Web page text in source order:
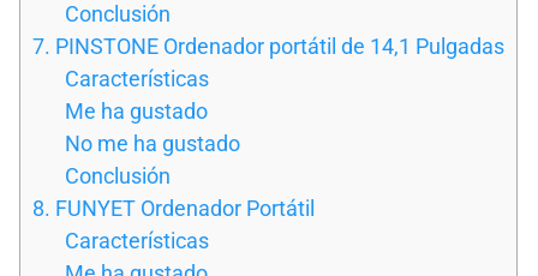
Conclusión
7. PINSTONE Ordenador portátil de 14,1 Pulgadas
Características
Me ha gustado
No me ha gustado
Conclusión
8. FUNYET Ordenador Portátil
Características